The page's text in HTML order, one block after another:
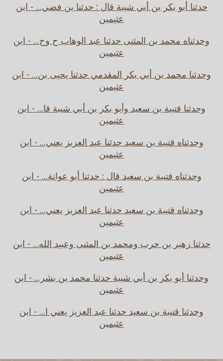
حدثنا أبو بكر بن أبي شيبة قال : حدثنا بن فضي... - ابن
عثيمين
وحدثناه محمد بن المثنى حدثنا عبد الوهاب ح وح... - ابن
عثيمين
وحدثنا محمد بن أبي بكر المقدمي حدثنا يحيى بن... - ابن
عثيمين
وحدثنا قتيبة بن سعيد وأبو بكر بن أبي شيبة قا... - ابن
عثيمين
وحدثناه قتيبة بن سعيد حدثنا عبد العزيز يعني... - ابن
عثيمين
وحدثناه قتيبة بن سعيد قال : حدثنا أبو عوانة... - ابن
عثيمين
وحدثناه قتيبة بن سعيد حدثنا عبد العزيز يعني... - ابن
عثيمين
حدثنا زهير بن حرب ومحمد بن المثنى وعبيد الله... - ابن
عثيمين
وحدثنا أبو بكر بن أبي شيبة حدثنا محمد بن بشر... - ابن
عثيمين
وحدثنا قتيبة بن سعيد حدثنا عبد العزيز يعني ا... - ابن
عثيمين